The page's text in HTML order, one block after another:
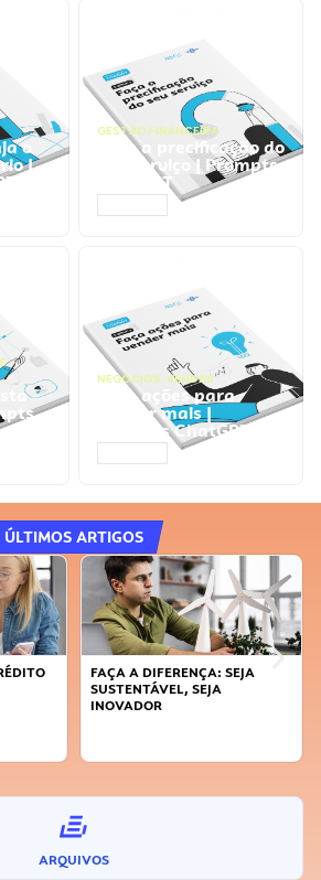
o
|
GESTÃO FINANCEIRA
Faça a precificação do
seu serviço | Prompts
ChatGPT
NEGÓCIOS, VENDAS
Faça ações para
vender mais |
Prompts ChatGPT
ÚLTIMOS ARTIGOS
FAÇA A DIFERENÇA: SEJA
SUSTENTÁVEL, SEJA
INOVADOR
ARQUIVOS